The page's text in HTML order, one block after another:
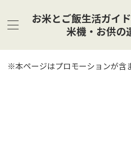
お米とご飯生活ガイ
米機・お供の
※本ページはプロモーションが含